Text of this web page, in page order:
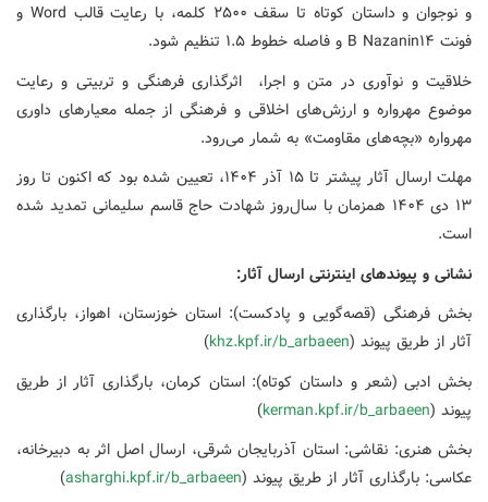
و نوجوان و داستان کوتاه تا سقف ۲۵۰۰ کلمه، با رعایت قالب Word و
فونت B Nazanin۱۴ و فاصله خطوط ۱.۵ تنظیم شود.
خلاقیت و نوآوری در متن و اجرا، اثرگذاری فرهنگی و تربیتی و رعایت
موضوع مهرواره و ارزش‌های اخلاقی و فرهنگی از جمله معیارهای داوری
مهرواره «بچه‌های مقاومت» به شمار می‌رود.
مهلت ارسال آثار پیشتر تا ۱۵ آذر ۱۴۰۴، تعیین شده بود که اکنون تا روز
۱۳ دی ۱۴۰۴ همزمان با سال‌روز شهادت حاج قاسم سلیمانی تمدید شده
است.
نشانی و پیوندهای اینترنتی ارسال آثار:
بخش فرهنگی (قصه‌گویی و پادکست): استان خوزستان، اهواز، بارگذاری
آثار از طریق پیوند (khz.kpf.ir/b_arbaeen
)
بخش ادبی (شعر و داستان کوتاه): استان کرمان، بارگذاری آثار از طریق
پیوند (kerman.kpf.ir/b_arbaeen
)
بخش هنری: نقاشی: استان آذربایجان شرقی، ارسال اصل اثر به دبیرخانه،
عکاسی: بارگذاری آثار از طریق پیوند (asharghi.kpf.ir/b_arbaeen
)